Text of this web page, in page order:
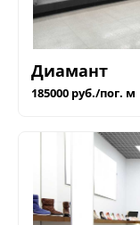
Диамант
185000 руб./пог. м